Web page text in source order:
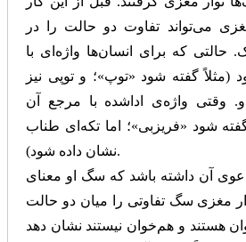
می‌تواند تفاوت دو حالت را در
حالتی که برای انسان‌ها واژه‌ای با
گفته شود «توپ»؛ و توپی نیز
وقتی واژه‌ی اداشده با مرجع آن
شود «فریزبی»؛ اما تکه‌ای طناب
نشان داده شود).
آن داشته باشد که سگ او معنای
مغزی سگ تفاوتی را میان دو حالت
هستند و هم‌خوان نیستند نشان دهد